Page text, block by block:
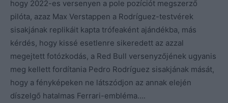
hogy 2022-es versenyen a pole pozíciót megszerző
pilóta, azaz Max Verstappen a Rodríguez-testvérek
sisakjának replikáit kapta trófeaként ajándékba, más
kérdés, hogy kissé esetlenre sikeredett az azzal
megejtett fotózkodás, a Red Bull versenyzőjének ugyanis
meg kellett fordítania Pedro Rodríguez sisakjának mását,
hogy a fényképeken ne látszódjon az annak elején
díszelgő hatalmas Ferrari-embléma….